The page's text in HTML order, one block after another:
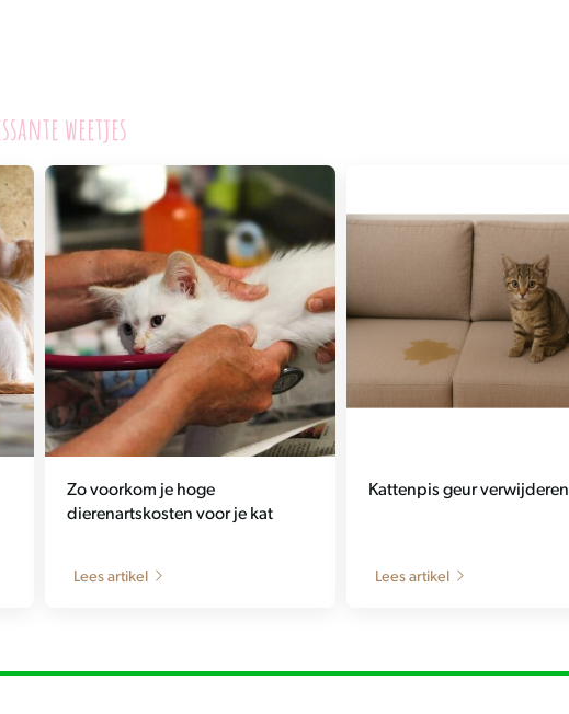
weetjes
Zo voorkom je hoge
dierenartskosten voor je kat
Lees artikel
Kattenpis geur verwijderen
Lees artikel